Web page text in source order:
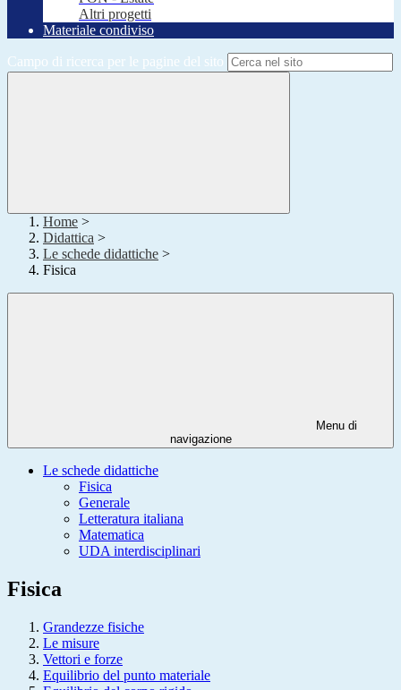
Altri progetti
Materiale condiviso
Campo di ricerca per le pagine del sito
Home >
Didattica >
Le schede didattiche >
Fisica
Menu di
navigazione
Le schede didattiche
Fisica
Generale
Letteratura italiana
Matematica
UDA interdisciplinari
Fisica
Grandezze fisiche
Le misure
Vettori e forze
Equilibrio del punto materiale